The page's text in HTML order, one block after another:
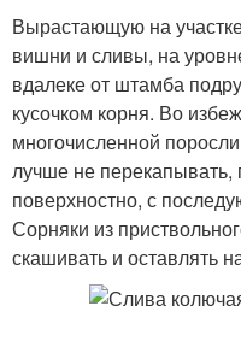
Вырастающую на
вишни и сливы, на
вдалеке от штамба
кусочком корня. Во
многочисленной
лучше не перекапывать,
поверхностно, с
Сорняки из
скашивать и оставлять